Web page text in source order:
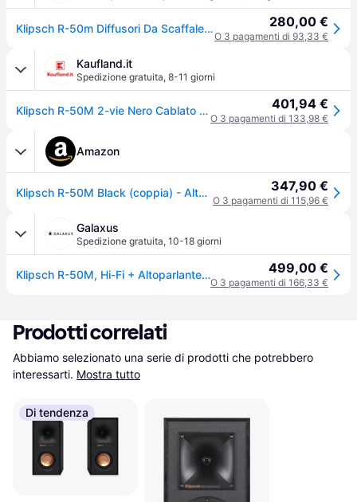
Klipsch R-50m Diffusori Da Scaffale (coppia) Nuovo 280,00 €
O 3 pagamenti di 93,33 €
Kaufland.it
Spedizione gratuita, 8-11 giorni
Klipsch R-50M 2-vie Nero Cablato 300 W 401,94 €
O 3 pagamenti di 133,98 €
Amazon
Klipsch R-50M Black (coppia) - Altoparlanti da scaffale Neri woofer 5,25 pollici 75 W/300 W - 8 Ohm 347,90 €
O 3 pagamenti di 115,96 €
Galaxus
Spedizione gratuita, 10-18 giorni
Klipsch R-50M, Hi-Fi + Altoparlante home cinema, Nero 499,00 €
O 3 pagamenti di 166,33 €
Prodotti correlati
Abbiamo selezionato una serie di prodotti che potrebbero
interessarti. Mostra tutto
Di tendenza